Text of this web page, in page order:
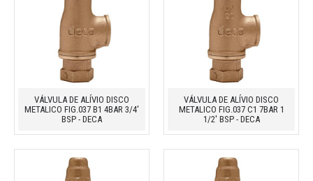
VÁLVULA DE ALÍVIO DISCO
METALICO FIG.037 B1 4BAR 3/4'
BSP - DECA
VÁLVULA DE ALÍVIO DISCO
METALICO FIG.037 C1 7BAR 1
1/2' BSP - DECA